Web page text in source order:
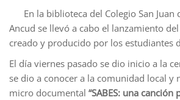
En la biblioteca del Colegio San Juan
Ancud se llevó a cabo el lanzamiento del
creado y producido por los estudiantes
El día viernes pasado se dio inicio a la
se dio a conocer a la comunidad local y
micro documental “SABES: una